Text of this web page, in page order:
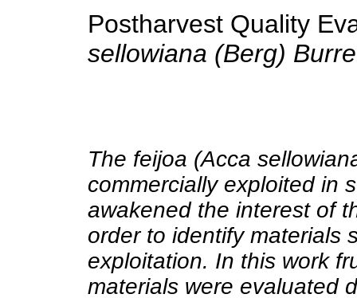
Postharvest Quality
sellowiana (Berg)
The feijoa (Acca
commercially exploited in
awakened the interest of
order to identify materials
exploitation. In this work
materials were evaluated